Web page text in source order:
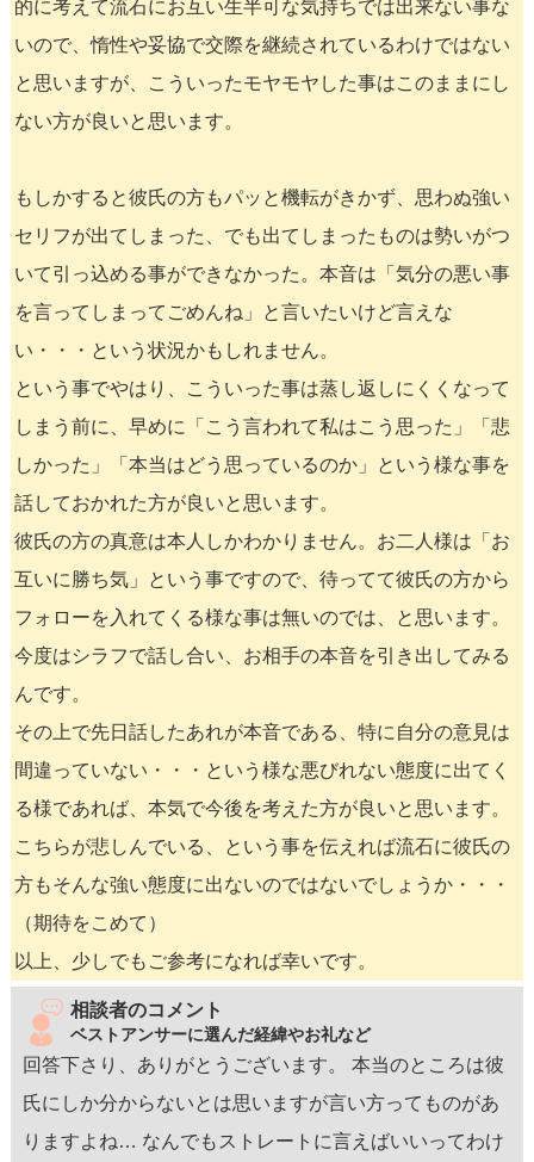
的に考えて流石にお互い生半可な気持ちでは出来ない事な
いので、惰性や妥協で交際を継続されているわけではない
と思いますが、こういったモヤモヤした事はこのままにし
ない方が良いと思います。
もしかすると彼氏の方もパッと機転がきかず、思わぬ強い
セリフが出てしまった、でも出てしまったものは勢いがつ
いて引っ込める事ができなかった。本音は「気分の悪い事
を言ってしまってごめんね」と言いたいけど言えな
い・・・という状況かもしれません。
という事でやはり、こういった事は蒸し返しにくくなって
しまう前に、早めに「こう言われて私はこう思った」「悲
しかった」「本当はどう思っているのか」という様な事を
話しておかれた方が良いと思います。
彼氏の方の真意は本人しかわかりません。お二人様は「お
互いに勝ち気」という事ですので、待ってて彼氏の方から
フォローを入れてくる様な事は無いのでは、と思います。
今度はシラフで話し合い、お相手の本音を引き出してみる
んです。
その上で先日話したあれが本音である、特に自分の意見は
間違っていない・・・という様な悪びれない態度に出てく
る様であれば、本気で今後を考えた方が良いと思います。
こちらが悲しんでいる、という事を伝えれば流石に彼氏の
方もそんな強い態度に出ないのではないでしょうか・・・
（期待をこめて）
以上、少しでもご参考になれば幸いです。
相談者のコメント
ベストアンサーに選んだ経緯やお礼など
回答下さり、ありがとうございます。 本当のところは彼
氏にしか分からないとは思いますが言い方ってものがあ
りますよね… なんでもストレートに言えばいいってわけ